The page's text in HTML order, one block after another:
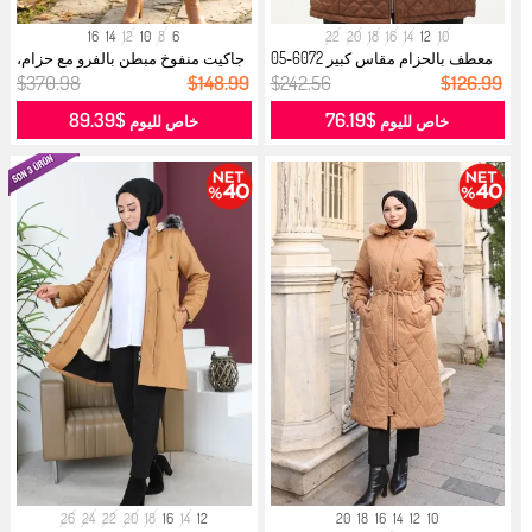
10
12
14
16
18
20
22
معطف بالحزام مقاس كبير 6072-05
بني...
$242.56 $126.99
خاص لليوم $76.19
6
8
10
12
14
16
جاكيت منفوخ مبطن بالفرو مع حزام،
61...
$370.98 $148.99
خاص لليوم $89.39
10
12
14
16
18
20
12
14
16
18
20
22
24
26